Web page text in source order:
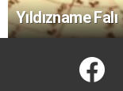
Yıldızname Falı